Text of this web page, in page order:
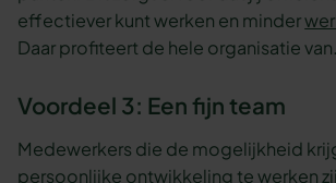
effectiever kunt werken en minder
Daar profiteert de hele organisatie van.
Voordeel 3: Een fijn team
Medewerkers die de mogelijkheid
persoonlijke ontwikkeling te werken